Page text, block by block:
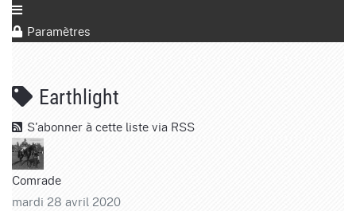
Paramètres
Earthlight
S'abonner à cette liste via RSS
Comrade
mardi 28 avril 2020